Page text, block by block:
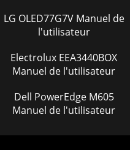
LG OLED77G7V Manuel de
l'utilisateur
Electrolux EEA3440BOX
Manuel de l'utilisateur
Dell PowerEdge M605
Manuel de l'utilisateur